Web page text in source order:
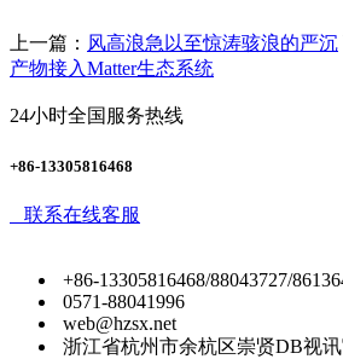
上一篇： 风高浪急以至惊涛骇浪的严沉
产物接入Matter生态系统
24小时全国服务热线
+86-13305816468
联系在线客服
+86-13305816468/88043727/
0571-88041996
web@hzsx.net
浙江省杭州市余杭区崇贤DB视